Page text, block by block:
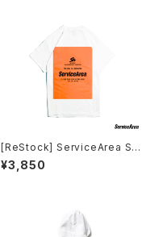
[ReStock] ServiceArea Sh
ortSleeve
¥3,850